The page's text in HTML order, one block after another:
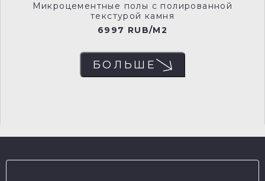
Микроцементные полы с полированной
текстурой камня
6997 RUB/M2
БОЛЬШЕ